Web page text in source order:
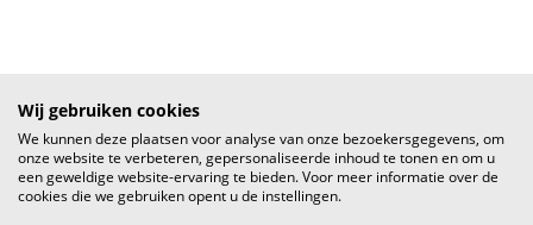
Wij gebruiken cookies
We kunnen deze plaatsen voor analyse van onze bezoekersgegevens, om
onze website te verbeteren, gepersonaliseerde inhoud te tonen en om u
een geweldige website-ervaring te bieden. Voor meer informatie over de
cookies die we gebruiken opent u de instellingen.